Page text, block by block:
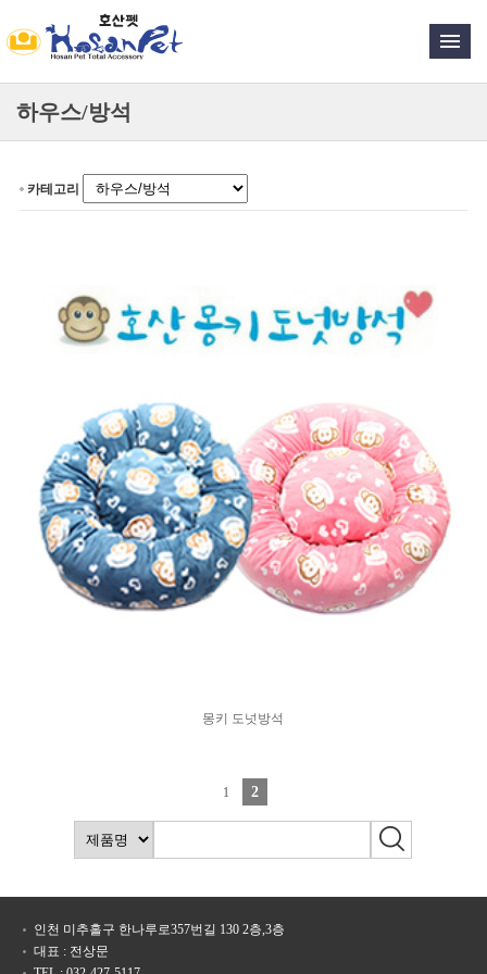
하우스/방석
카테고리
몽키 도넛방석
1 2
인천 미추홀구 한나루로357번길 130 2층,3층
대표 : 전상문